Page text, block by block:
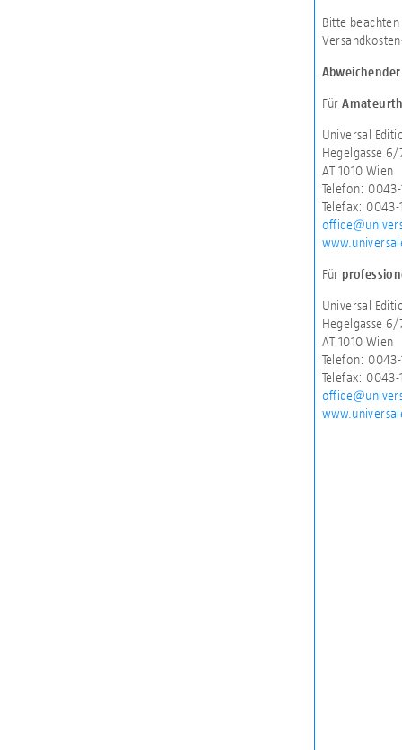
Bitte
Für
Universal
Hegelgasse 6/
AT 1010 Wien
Telefon:
Telefax:
Für
Universal
Hegelgasse 6/
AT 1010 Wien
Telefon:
Telefax: